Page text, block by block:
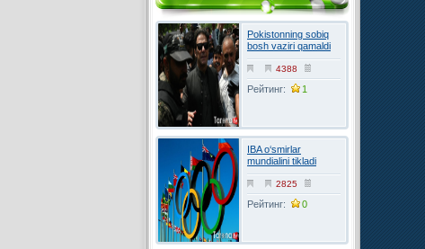
Pokistonning sobiq
bosh vaziri qamaldi
4388
Рейтинг: 1
IBA o‘smirlar
mundialini tikladi
2825
Рейтинг: 0